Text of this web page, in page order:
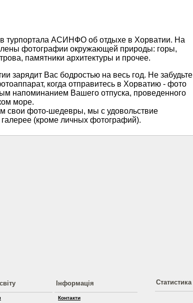
турпортала АСИНФО об отдыхе в Хорватии. На
фотографии окружающей природы: горы,
памятники архитектуры и прочее.
зарядит Вас бодростью на весь год. Не забудьте
когда отправитесь в Хорватию - фото
напоминанием Вашего отпуска, проведенного
море.
свои фото-шедевры, мы с удовольствие
(кроме личных фотографий).
Інформація
Контакти
Статистика